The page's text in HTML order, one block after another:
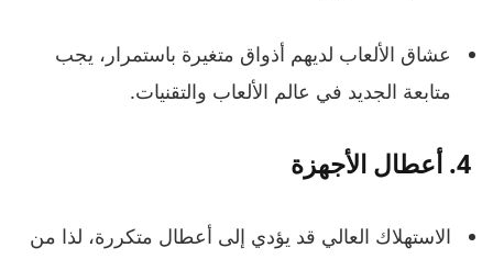
عشاق الألعاب لديهم أذواق متغيرة باستمرار، يجب
متابعة الجديد في عالم الألعاب والتقنيات.
4. أعطال الأجهزة
الاستهلاك العالي قد يؤدي إلى أعطال متكررة، لذا من